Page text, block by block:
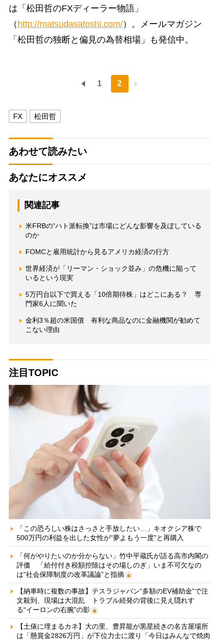
は「松田哲のFXディーラー物語」
（ http://matsudasatoshi.com/）。メールマガジン
「松田哲の独断と偏見の為替相場」も発信中。
1 2
FX 松田哲
あわせて読みたい
あなたにオススメ
関連記事
米FRBの“ハト派転換”は市場にどんな影響を及ぼしている
のか
FOMCと雇用統計から見るアメリカ経済の行方
世界経済が「リーマン・ショック並み」の危機に陥って
いるという現実
5万円台以下で買える「10倍期待株」はどこにある？ 専
門家6人に聞いた
金利3％超の米国債 有利な商品なのに金融機関が勧めて
こない理由
注目TOPIC
「この恐ろしい株はさっさと手放したい…」キオクシア株で
500万円の利益を出した女性が“夢よもう一度”と再購入
「何がやりたいのか分からない」竹中平蔵氏が語る高市内閣の
評価 「給付付き税額控除はその場しのぎ」いま不可欠なの
は“社会保障制度の改革議論”と指摘
【納車時に複数の事故】テスラジャパン“多額のEV補助金”で注
文殺到、現場は大混乱 トラブル続発の背後に見え隠れす
る“イーロンの右腕”の影
【土俵に埋まるカネ】大の里、豊昇龍が黒星続きの名古屋場所
は「懸賞金2826万円」が下位力士に渡り「今日はみんなで焼肉